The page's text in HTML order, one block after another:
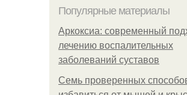
Популярные материалы
Аркоксиа: современный
лечению воспалительных
заболеваний суставов
Семь проверенных